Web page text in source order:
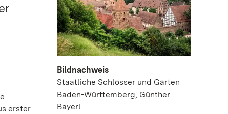
erster
Bildnachweis
Staatliche Schlösser und Gärten
Baden-Württemberg, Günther
Bayerl